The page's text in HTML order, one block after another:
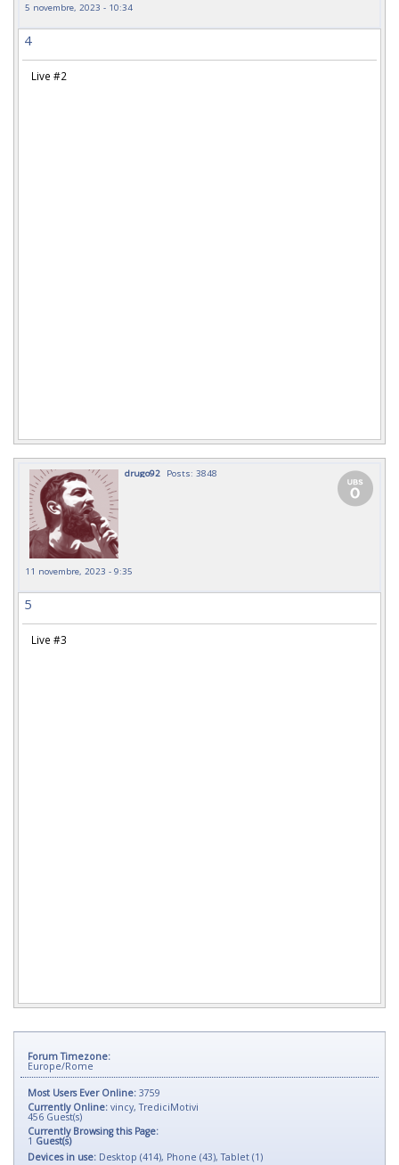
5 novembre, 2023 - 10:34
4
Live #2
drugo92 Posts: 3848
11 novembre, 2023 - 9:35
5
Live #3
Forum Timezone:
Europe/Rome
Most Users Ever Online: 3759
Currently Online: vincy,TrediciMotivi
456 Guest(s)
Currently Browsing this Page:
1 Guest(s)
Devices in use: Desktop (414), Phone (43), Tablet (1)